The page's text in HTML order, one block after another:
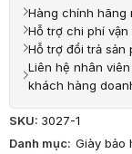
Hàng chính hãng
Hỗ trợ chi phí
Hỗ trợ đổi trả sản
Liên hệ nhân
khách hàng
SKU: 3027-1
Danh mục: Giày bảo